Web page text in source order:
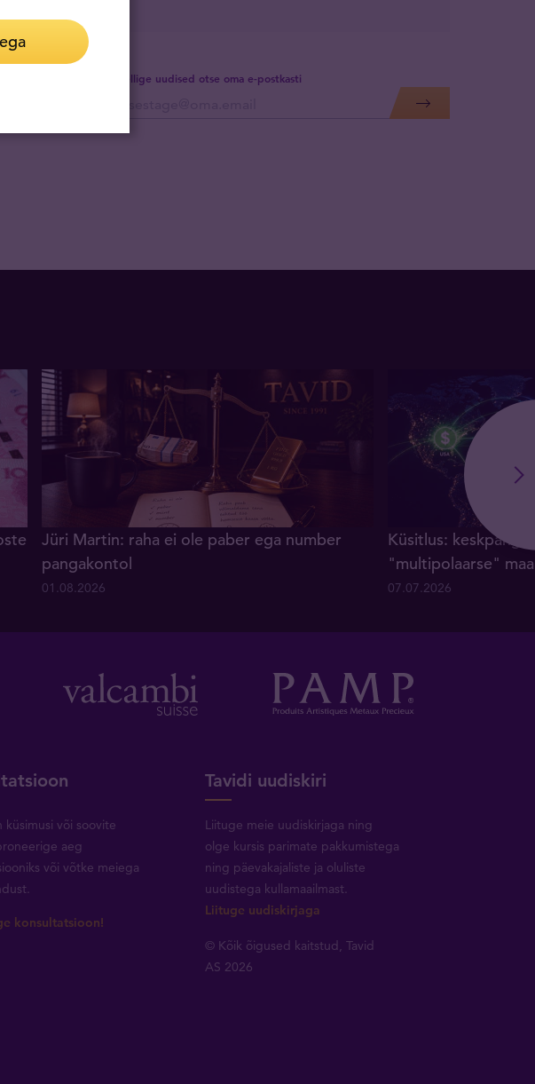
Tellige uudised otse oma e-postkasti
Jüri Martin: raha ei ole paber ega number
pangakontol
01.08.2026
Küsitlus:
"multipolaarse"
07.07.2026
küsimusi või soovite
aeg
või võtke meiega
.
konsultatsioon!
Tavidi uudiskiri
Liituge meie uudiskirjaga ning
olge kursis parimate pakkumistega
ning päevakajaliste ja oluliste
uudistega kullamaailmast.
Liituge uudiskirjaga
© Kõik õigused kaitstud, Tavid
AS 2026